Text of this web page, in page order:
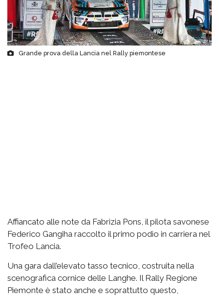
Grande prova della Lancia nel Rally piemontese
Affiancato alle note da Fabrizia Pons, il pilota savonese
Federico Gangiha raccolto il primo podio in carriera nel
Trofeo Lancia.
Una gara dall’elevato tasso tecnico, costruita nella
scenografica cornice delle Langhe. Il Rally Regione
Piemonte è stato anche e soprattutto questo,